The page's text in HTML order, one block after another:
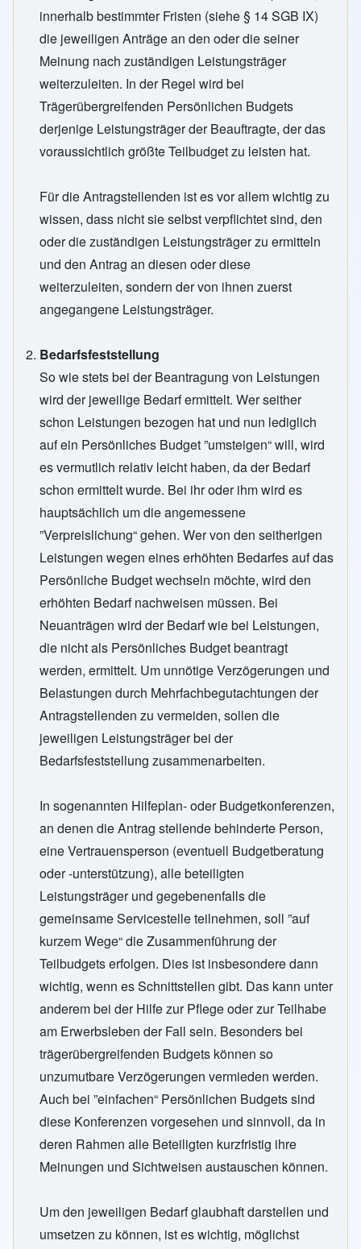
innerhalb bestimmter Fristen (siehe § 14 SGB IX)
die jeweiligen Anträge an den oder die seiner
Meinung nach zuständigen Leistungsträger
weiterzuleiten. In der Regel wird bei
Trägerübergreifenden Persönlichen Budgets
derjenige Leistungsträger der Beauftragte, der das
voraussichtlich größte Teilbudget zu leisten hat.
Für die Antragstellenden ist es vor allem wichtig zu
wissen, dass nicht sie selbst verpflichtet sind, den
oder die zuständigen Leistungsträger zu ermitteln
und den Antrag an diesen oder diese
weiterzuleiten, sondern der von ihnen zuerst
angegangene Leistungsträger.
Bedarfsfeststellung
So wie stets bei der Beantragung von Leistungen
wird der jeweilige Bedarf ermittelt. Wer seither
schon Leistungen bezogen hat und nun lediglich
auf ein Persönliches Budget ”umsteigen“ will, wird
es vermutlich relativ leicht haben, da der Bedarf
schon ermittelt wurde. Bei ihr oder ihm wird es
hauptsächlich um die angemessene
”Verpreislichung“ gehen. Wer von den seitherigen
Leistungen wegen eines erhöhten Bedarfes auf das
Persönliche Budget wechseln möchte, wird den
erhöhten Bedarf nachweisen müssen. Bei
Neuanträgen wird der Bedarf wie bei Leistungen,
die nicht als Persönliches Budget beantragt
werden, ermittelt. Um unnötige Verzögerungen und
Belastungen durch Mehrfachbegutachtungen der
Antragstellenden zu vermeiden, sollen die
jeweiligen Leistungsträger bei der
Bedarfsfeststellung zusammenarbeiten.
In sogenannten Hilfeplan- oder Budgetkonferenzen,
an denen die Antrag stellende behinderte Person,
eine Vertrauensperson (eventuell Budgetberatung
oder -unterstützung), alle beteiligten
Leistungsträger und gegebenenfalls die
gemeinsame Servicestelle teilnehmen, soll ”auf
kurzem Wege“ die Zusammenführung der
Teilbudgets erfolgen. Dies ist insbesondere dann
wichtig, wenn es Schnittstellen gibt. Das kann unter
anderem bei der Hilfe zur Pflege oder zur Teilhabe
am Erwerbsleben der Fall sein. Besonders bei
trägerübergreifenden Budgets können so
unzumutbare Verzögerungen vermieden werden.
Auch bei ”einfachen“ Persönlichen Budgets sind
diese Konferenzen vorgesehen und sinnvoll, da in
deren Rahmen alle Beteiligten kurzfristig ihre
Meinungen und Sichtweisen austauschen können.
Um den jeweiligen Bedarf glaubhaft darstellen und
umsetzen zu können, ist es wichtig, möglichst